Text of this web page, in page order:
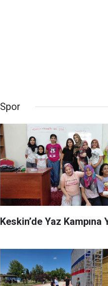
Spor
Keskin’de Yaz Kampına